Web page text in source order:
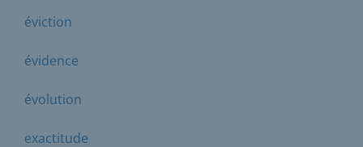
éviction
évidence
évolution
exactitude